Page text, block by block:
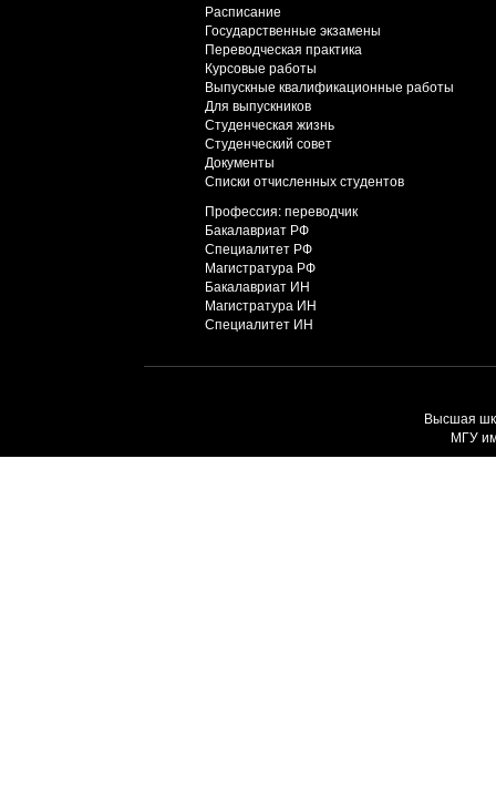
Расписание
Государственные экзамены
Переводческая практика
Курсовые работы
Выпускные квалификационные работы
Для выпускников
Студенческая жизнь
Студенческий совет
Документы
Списки отчисленных студентов
Профессия: переводчик
Бакалавриат РФ
Специалитет РФ
Магистратура РФ
Бакалавриат ИН
Магистратура ИН
Специалитет ИН
Высшая
МГУ